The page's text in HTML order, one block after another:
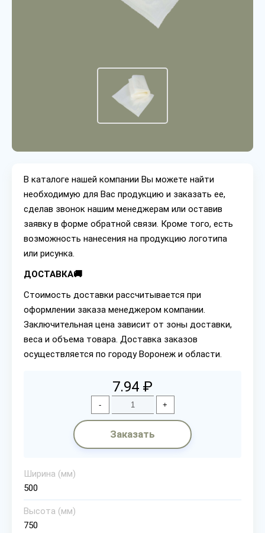
В каталоге нашей компании Вы можете найти
необходимую для Вас продукцию и заказать ее,
сделав звонок нашим менеджерам или оставив
заявку в форме обратной связи. Кроме того, есть
возможность нанесения на продукцию логотипа
или рисунка.
ДОСТАВКА🚚
Стоимость доставки рассчитывается при
оформлении заказа менеджером компании.
Заключительная цена зависит от зоны доставки,
веса и объема товара. Доставка заказов
осуществляется по городу Воронеж и области.
7.94 ₽
- +
Заказать
Ширина (мм)
500
Высота (мм)
750